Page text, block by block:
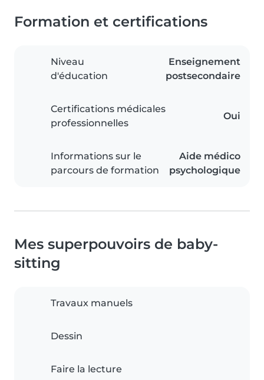
Formation et certifications
Niveau
d'éducation
Enseignement
postsecondaire
Certifications médicales
professionnelles
Oui
Informations sur le
parcours de formation
Aide médico
psychologique
Mes superpouvoirs de baby-
sitting
Travaux manuels
Dessin
Faire la lecture